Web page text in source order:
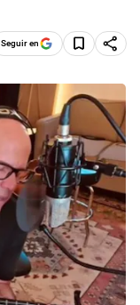
Seguir en